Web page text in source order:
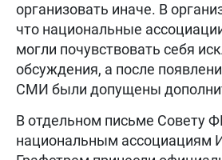
организовать иначе. В
что национальные
могли почувствовать себя
обсуждения, а после
СМИ были допущены
В отдельном письме Совету
национальным ассоциациям